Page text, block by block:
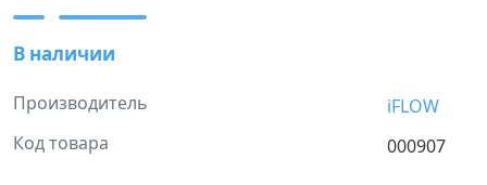
В наличии
Производитель
iFLOW
Код товара
000907